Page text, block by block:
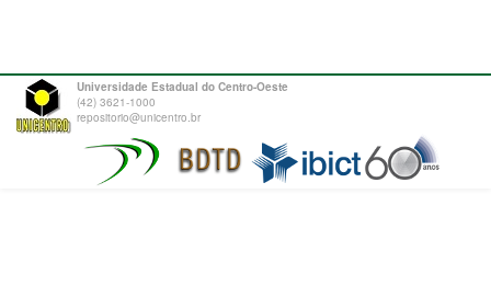
Universidade Estadual do Centro-Oeste
(42) 3621-1000
repositorio@unicentro.br